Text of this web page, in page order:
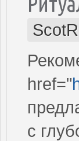
href="
с